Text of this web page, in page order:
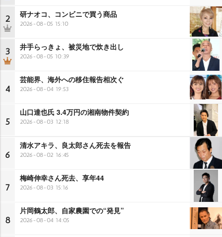
2 研ナオコ、コンビニで買う商品
2026-08-05 15:10
3 井手らっきょ、被災地で炊き出し
2026-08-05 10:39
4
芸能界、海外への移住報告相次ぐ
2026-08-04 19:53
5
山口達也氏 3.4万円の湘南物件契約
2026-08-03 12:18
6
清水アキラ、良太郎さん死去を報告
2026-08-02 16:45
7
梅崎伸幸さん死去、享年44
2026-08-03 15:16
8
片岡鶴太郎、自家農園での“発見”
2026-08-04 14:05